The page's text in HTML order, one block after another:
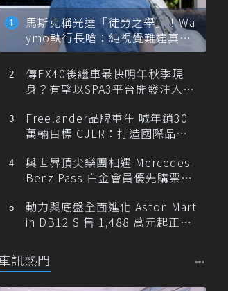
馬斯克稱光達「徒勞之舉」！Wa
ymo執行長嗆：純視覺難達真正
自動駕駛
傳EX40後繼車最快明年秋季現
身？有望以SPA3平台開發注入80
Freelander品牌重生 喊年銷30
萬輛目標 CJLR：打造國際品牌
與世界頂尖樂團相遇 Mercedes-
Benz Pass 白金會員優先購票維
動力與底盤全面進化 Aston Mart
in DB12 S 售 1,488 萬元起正式
訊熱門